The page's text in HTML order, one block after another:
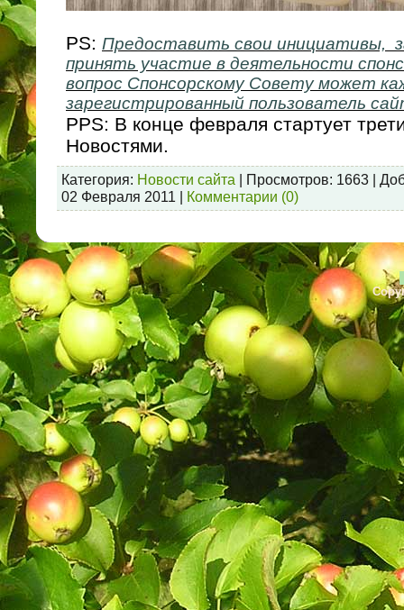
PS: Предоставить свои инициативы,
принять участие в деятельности
вопрос Спонсорскому Совету может
зарегистрированный пользователь
PPS: В конце февраля стартует
Новостями.
Категория: Новости сайта | Просмотров: 1663 |
02 Февраля 2011
Комментарии (0)